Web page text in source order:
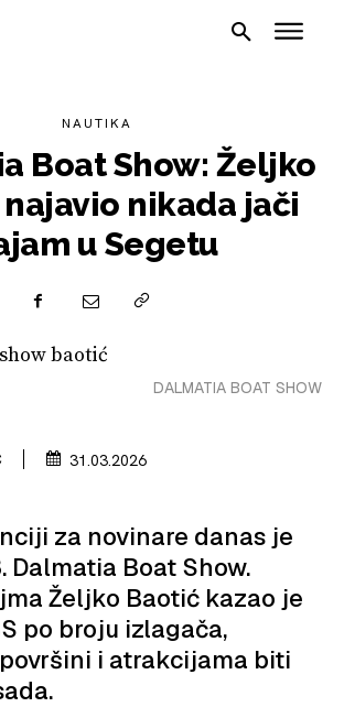
NAUTIKA
Boat Show: Željko
nikada jači
u Segetu
DALMATIA BOAT SHOW
31.03.2026
za novinare danas je
Dalmatia Boat Show.
Željko Baotić kazao je
po broju izlagača,
i atrakcijama biti